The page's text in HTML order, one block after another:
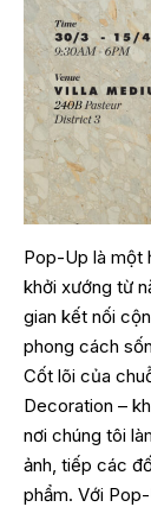
Pop-Up là một
khởi xướng từ
gian kết nối
phong cách
Cốt lõi của
Decoration –
nơi chúng tôi
ảnh, tiếp các
phẩm. Với